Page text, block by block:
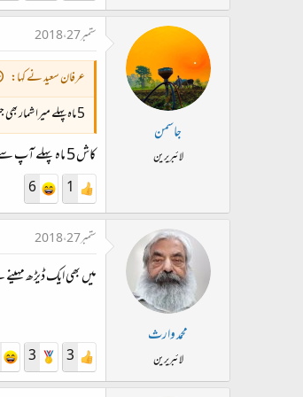
جاسمن
لائبریرین
ستمبر 27، 2018
عرفان سعید نے کہا:
5 ماہ پہلے میرا شمار بھی جنوں بھوتوں میں ہوتا تھا۔
کاش 5 ماہ پہلے آپ سے ملی ہوتی تو میری جن بھوت سے ملنے کی خواہش پوری ہوجاتی۔
1
6
محمد وارث
لائبریرین
ستمبر 27، 2018
میں بھی ایک ڈیڑھ
3
3